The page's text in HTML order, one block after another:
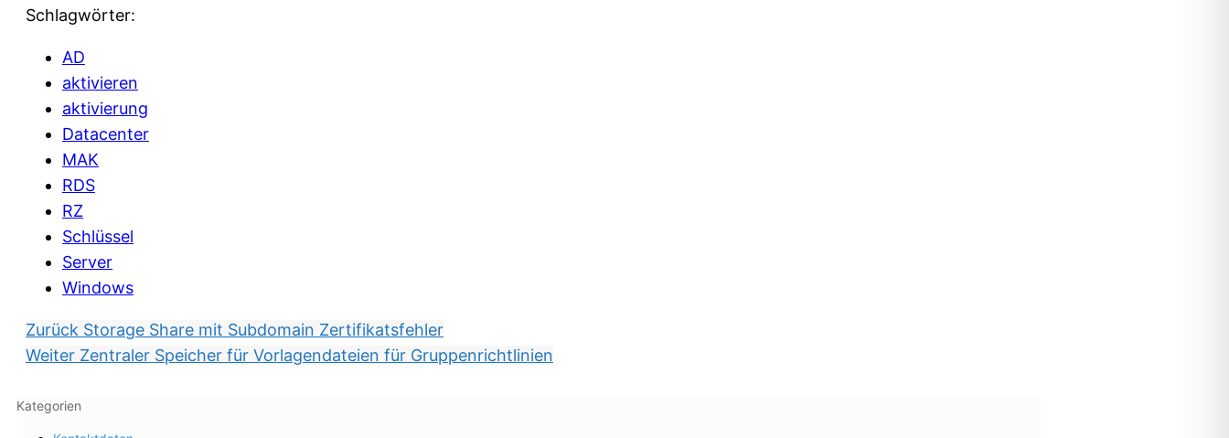
Schlagwörter:
AD
aktivieren
aktivierung
Datacenter
MAK
RDS
RZ
Schlüssel
Server
Windows
Zurück Storage Share mit Subdomain Zertifikatsfehler
Weiter Zentraler Speicher für Vorlagendateien für Gruppenrichtlinien
Kategorien